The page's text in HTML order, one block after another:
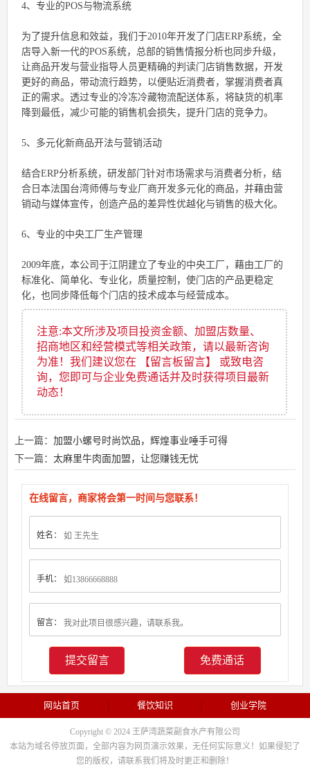
4、专业的POS与物流系统
为了提升信息和效益，我们于2010年开发了门店ERP系统，全
店导入新一代的POS系统，总部的销售情报分析也同步升级，
让商品开发与营业指导人员更精确的判读门店销售数据，开发
更好的商品，带动流行趋势，以便贴近消费者，掌握消费者真
正的需求。透过专业的冷冻冷藏物流配送体系，将缺货的机率
降到最低，减少可能的销售机会损失，提升门店的竞争力。
5、多元化新商品开法与营销活动
结合ERP分析系统，研发部门针对市场需求与消费者分析，结
合日本法国台湾师傅与专业厂商开发多元化的商品，并藉由营
销动与媒体宣传，创造产品的差异性优越化与销售的极大化。
6、专业的中央工厂生产管理
2009年底，本公司于江阴建立了专业的中央工厂，藉由工厂的
标准化、简单化、专业化，质量控制，使门店的产品更稳定
化，也同步降低每个门店的技术成本与经营成本。
注意:本文所涉及项目投资金额、加盟店数量、
招商地区和经营模式等相关政策，请以最新咨询
为准！我们建议您在 【留言板留言】 或致电咨
询，您即可与企业免费通话并及时获得项目最新
动态！
上一篇： 加盟小螺号时尚饮品，辉煌事业唾手可得
下一篇： 太麻里牛肉面加盟，让您赚钱无忧
在线留言，商家将会第一时间与您联系！
姓名：
手机：
留言：
免费通话
网站首页 餐饮知识 创业学院
Copyright © 2024 王萨湾蔬菜副食水产有限公司
本站为域名停放页面，全部内容为网页演示效果，无任何实际意义！如果侵犯了
您的版权，请联系我们将及时更正和删除！